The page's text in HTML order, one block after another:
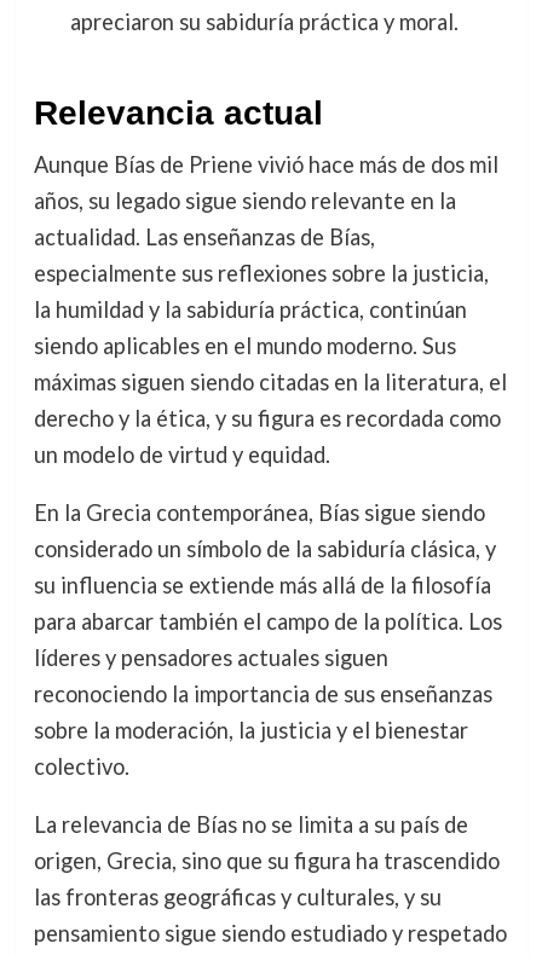
apreciaron su sabiduría práctica y moral.
Relevancia actual
Aunque Bías de Priene vivió hace más de dos mil
años, su legado sigue siendo relevante en la
actualidad. Las enseñanzas de Bías,
especialmente sus reflexiones sobre la justicia,
la humildad y la sabiduría práctica, continúan
siendo aplicables en el mundo moderno. Sus
máximas siguen siendo citadas en la literatura, el
derecho y la ética, y su figura es recordada como
un modelo de virtud y equidad.
En la Grecia contemporánea, Bías sigue siendo
considerado un símbolo de la sabiduría clásica, y
su influencia se extiende más allá de la filosofía
para abarcar también el campo de la política. Los
líderes y pensadores actuales siguen
reconociendo la importancia de sus enseñanzas
sobre la moderación, la justicia y el bienestar
colectivo.
La relevancia de Bías no se limita a su país de
origen, Grecia, sino que su figura ha trascendido
las fronteras geográficas y culturales, y su
pensamiento sigue siendo estudiado y respetado